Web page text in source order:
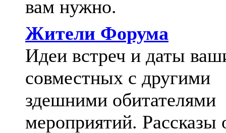
вам нужно.
Жители Форума
Идеи встреч и даты
совместных с другими
здешними обитателями
мероприятий. Рассказы